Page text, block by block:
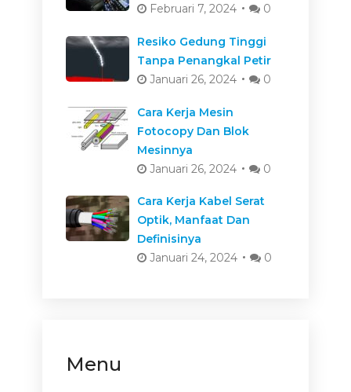
Februari 7, 2024
0
Resiko Gedung Tinggi
Tanpa Penangkal Petir
Januari 26, 2024
0
Cara Kerja Mesin
Fotocopy Dan Blok
Mesinnya
Januari 26, 2024
0
Cara Kerja Kabel Serat
Optik, Manfaat Dan
Definisinya
Januari 24, 2024
0
Menu